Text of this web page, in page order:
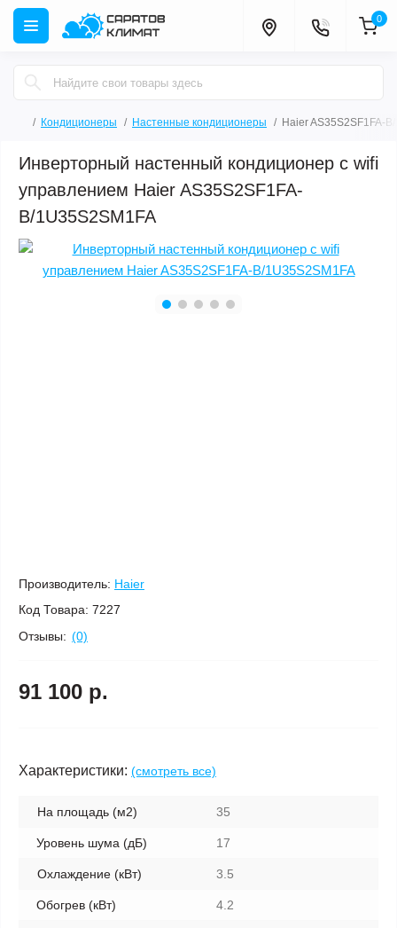
0
Кондиционеры Настенные кондиционеры Haier AS35S2SF1FA-
Инверторный настенный кондиционер с wifi
управлением Haier AS35S2SF1FA-
B/1U35S2SM1FA
Производитель: Haier
Код Товара: 7227
Отзывы: (0)
91 100 р.
Характеристики: (смотреть все)
На площадь (м2) 35
Уровень шума (дБ) 17
Охлаждение (кВт) 3.5
Обогрев (кВт) 4.2